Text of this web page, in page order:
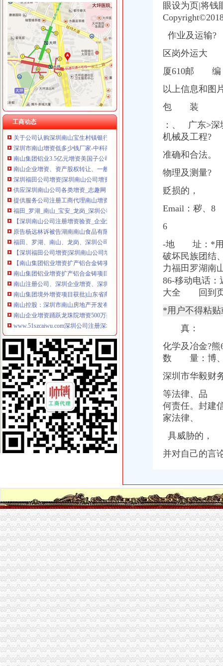
工商动态
南山公司增资
蛇口代理注册公司营业执照深圳南山代办个体工商户营业执照
南山铝业：关于全资子公司南山铝业新加坡有限公司增加注册资本的公
招商银行--06南山（0）履约况及偿能力分析报告
未来3年资本支出逾百亿南山集团中票融资8亿元_中国经济网——国家
南山控股拟收购控股股东旗下资产-中国金融信息网
深圳公司注册深圳注册公司深圳公司增资深圳增资代理深圳南山公司注
【南山公司增资】价格,厂家,图片,公司注册、年检、变更,深圳启
关于公司认购深圳南山宝生村镇银行股份有限公司增资股份的进展公告
深圳市南山增资低多少钱厂家-中科商务网-深圳市尚华企业管理咨
南山集团铝业3.5亿元增资美国子公司（转载）_百姓声音_天涯论坛_
南山企业增资、资产股权转让、一般纳税人转正包过！-深圳58同城
深圳福田公司增资|深圳南山公司增资|深圳罗湖公司增资|龙岗公司增资
供应深圳南山公司各类增资_志趣网
提供服务公司注册工商代理南山增资、南山公司增资、南山区图片_高
福田_罗湖_南山_宝安_龙岗_深圳公司增资_增资_增资增资-钱眼商
【深圳南山公司注册增资验资_企业注册验资_新公司注册验资】-深圳
原告杨远林诉被告湖南南山食品有限公司公司增资纠纷-判裁案例-
福田、罗湖、南山、龙岗、深圳公司增资、增资注册-深圳58同城
【深圳福田公司增资|深圳南山公司增资|深圳罗湖公司增资|垫资】价格_
【南山集团铝业增资扩产铝合金铸项目】据悉,为了应对在_南山铝
南山集团铝业增资扩产铝合金铸项目_南山集团_新浪博客
南山注册公司、深圳企业增资、深圳执照增资、代办深圳公司
南山集团境外增资项目获批|山东省商务厅
南山控股：深圳市南山房地产开发有限公司拟增资深圳市赤湾房地产开
南山企业增资踊跃龙珠院增资500万美元,今年8月试业_新闻中心_
www.51szcaiwu.com深圳公司注册深圳注册公司深圳公司增资深圳增资
速度决定生力福田罗湖南山公司增资快速代办-钱眼产品
【图】2016深圳南山超摆帐显账增资可银行流水_成都公司注册
山东南山铝业股份有限公司增资南山美国先进铝技术有限责任公司建设
【深圳南山注册验资增资_代办验资增资_企业验资增资】-深圳赶集网
南山铝业拟对控股子公司氧化铝公司增资1,875万美元_铝型材-中国建
董你好,请问去年南山控股拟增资控股赤湾地产的计划目前进展如
南山营业执照南山公司注册南山增资1000元办理-深圳58同城
南山区3亿元增资扶持总部经济可获300万_房产资讯-深圳房天下
南山华冠铝材增资项目近日获批_型材专区_幕墙网
深圳公司增资增加注册资金深圳企业公司2015优惠季_深圳东来迎紫企
福田罗湖南山宝安龙岗公司注册增资变更年检代理记帐-钱眼商机
增资完成_南山控股（002314）股吧_东方财富网股吧
公司注册,福田罗湖南山宝安龙华龙岗增资注册工商变更深圳工商年检
福田_罗湖_南山_宝安_龙岗_深圳公司增资_增资_增资增资
南山公司增资减资南山公司增资减资_志趣网
深圳南山前海蛇口外资外商企业如何办理增资手续？_天恒信财税_新浪
京山轻机：关于对深圳市慧大成智能科技有限公司进行增资的公告_京
[公告]南山控股：深圳市南山房地产开发有限公司拟增资深圳市赤湾房
【宝安营业执照补资、宝安企业增资、南山公司增资、罗湖公司营业执
南山收购公司、南山转让、南山增资南山申请一般纳税人-深圳58同城
中国南山开发集团_互动百科
公司营业执照转让、变更、增资,补资事宜（南山.宝安.福田）_网商之
山东烟台南山华冠铝材有限公司增资项目近日获批_财经新闻2（财经新
中国南山开发集团-搜百科
南山集团仍难控股烟台银行-经济导报数字报
【福田罗湖南山宝安龙岗深圳公司注册增资变更代理记帐】价
南山集团有限公司|公司|券|发行人_新浪财经_新浪网
南山公司增资
蛇口代理注册公司营业执照深圳南山代办个体工商户营业执照
南山铝业：关于全资子公司南山铝业新加坡有限公司增加注册资本的公
招商银行--06南山（0）履约况及偿能力分析报告
眼设为页|将钱
作业及运输?
区岗外运大
厦610邮 编
以上信息和图
包 装
：、
广东>
机械及工程?
准确和合法。
物理及测量?
贬损的，
Email： 秽、 8
6
-地 址：*用
破坏民族团结
力福田罗
86-移动电话：
大全 回到页
*用户不得粘
真：
化学及冶金?
数 量：博
深圳市华毅财
等法律、品
何责任。封建
家法律、
具威胁的，
并对自己的言